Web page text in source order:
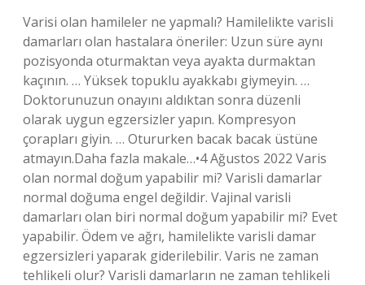
Varisi olan hamileler ne yapmalı? Hamilelikte varisli
damarları olan hastalara öneriler: Uzun süre aynı
pozisyonda oturmaktan veya ayakta durmaktan
kaçının. … Yüksek topuklu ayakkabı giymeyin. …
Doktorunuzun onayını aldıktan sonra düzenli
olarak uygun egzersizler yapın. Kompresyon
çorapları giyin. … Otururken bacak bacak üstüne
atmayın.Daha fazla makale…•4 Ağustos 2022 Varis
olan normal doğum yapabilir mi? Varisli damarlar
normal doğuma engel değildir. Vajinal varisli
damarları olan biri normal doğum yapabilir mi? Evet
yapabilir. Ödem ve ağrı, hamilelikte varisli damar
egzersizleri yaparak giderilebilir. Varis ne zaman
tehlikeli olur? Varisli damarların ne zaman tehlikeli